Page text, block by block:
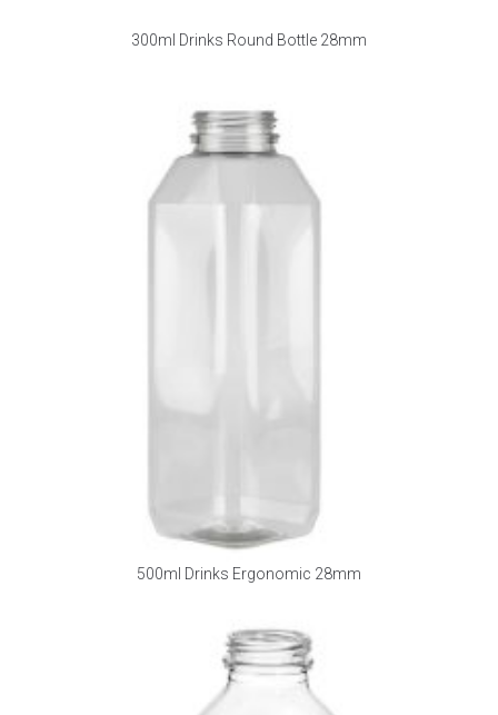
300ml Drinks Round Bottle 28mm
500ml Drinks Ergonomic 28mm